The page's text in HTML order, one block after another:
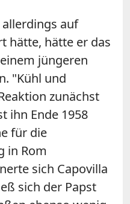
allerdings auf
hätte, hätte er das
jüngeren
"Kühl und
zunächst
ihn Ende 1958
für die
in Rom
sich Capovilla
sich der Papst